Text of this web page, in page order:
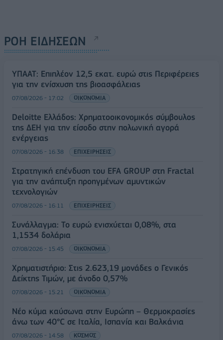
ΡΟΗ ΕΙΔΗΣΕΩΝ
ΥΠΑΑΤ: Επιπλέον 12,5 εκατ. ευρώ στις Περιφέρειες
για την ενίσχυση της βιοασφάλειας
07/08/2026 - 17:02 ΟΙΚΟΝΟΜΙΑ
Deloitte Ελλάδος: Χρηματοοικονομικός σύμβουλος
της ΔΕΗ για την είσοδο στην πολωνική αγορά
ενέργειας
07/08/2026 - 16:38 ΕΠΙΧΕΙΡΗΣΕΙΣ
Στρατηγική επένδυση του EFA GROUP στη Fractal
για την ανάπτυξη προηγμένων αμυντικών
τεχνολογιών
07/08/2026 - 16:11 ΕΠΙΧΕΙΡΗΣΕΙΣ
Συνάλλαγμα: Το ευρώ ενισχύεται 0,08%, στα
1,1534 δολάρια
07/08/2026 - 15:45 ΟΙΚΟΝΟΜΙΑ
Χρηματιστήριο: Στις 2.623,19 μονάδες ο Γενικός
Δείκτης Τιμών, με άνοδο 0,57%
07/08/2026 - 15:21 ΟΙΚΟΝΟΜΙΑ
Νέο κύμα καύσωνα στην Ευρώπη – Θερμοκρασίες
άνω των 40°C σε Ιταλία, Ισπανία και Βαλκάνια
07/08/2026 - 14:58 ΚΟΣΜΟΣ